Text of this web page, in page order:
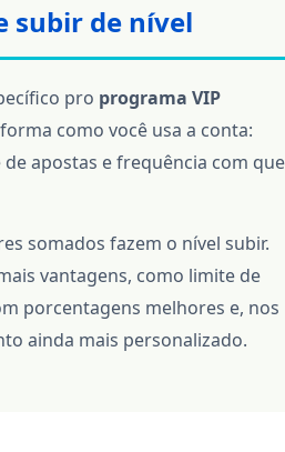
subir de nível
pro programa VIP
como você usa a conta:
apostas e frequência com que
somados fazem o nível subir.
vantagens, como limite de
porcentagens melhores e, nos
ainda mais personalizado.